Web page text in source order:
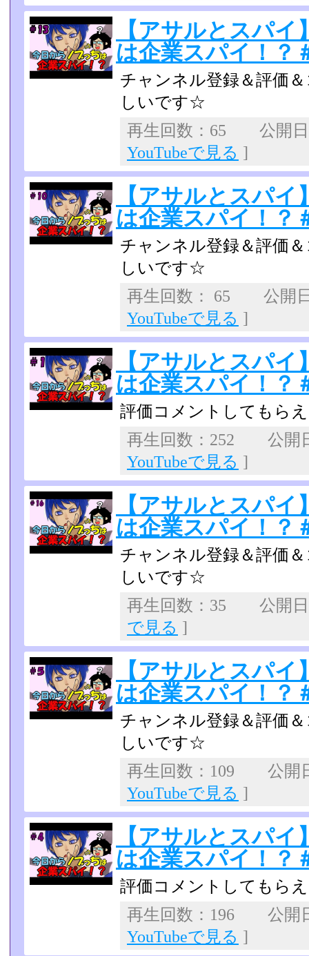
【アサルとスパ
は企業スパイ！？
チャンネル登録＆評価
しいです☆
再生回数：65 公開
YouTubeで見る ]
【アサルとスパ
は企業スパイ！？
チャンネル登録＆評価
しいです☆
再生回数： 65 公開
YouTubeで見る ]
【アサルとスパ
は企業スパイ！？
評価コメントしてもら
再生回数：252 公開
YouTubeで見る ]
【アサルとスパ
は企業スパイ！？
チャンネル登録＆評価
しいです☆
再生回数：35 公開
で見る ]
【アサルとスパ
は企業スパイ！？
チャンネル登録＆評価
しいです☆
再生回数：109 公
YouTubeで見る ]
【アサルとスパ
は企業スパイ！？
評価コメントしてもら
再生回数：196 公開
YouTubeで見る ]